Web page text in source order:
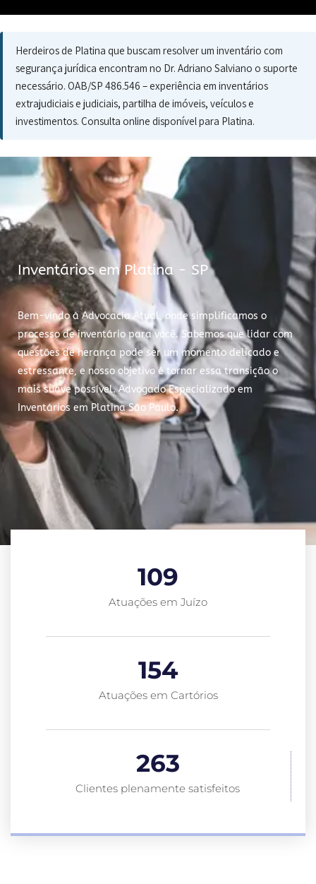
Herdeiros de Platina que buscam resolver um inventário com
segurança jurídica encontram no Dr. Adriano Salviano o suporte
necessário. OAB/SP 486.546 – experiência em inventários
extrajudiciais e judiciais, partilha de imóveis, veículos e
investimentos. Consulta online disponível para Platina.
Inventários em Platina - SP
Bem-vindo à Advocacia Atual, onde simplificamos o
processo de inventário para você. Sabemos que lidar com
questões de herança pode ser um momento delicado e
estressante, e nosso objetivo é tornar essa transição o
mais suave possível. Advogado Especializado em
Inventários em Platina São Paulo.
Atuações em Juízo
109
Atuações em Cartórios
154
Clientes plenamente satisfeitos
263